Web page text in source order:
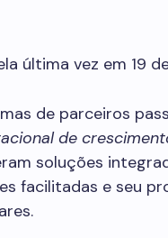
última vez em 19
de parceiros
de
soluções
facilitadas e seu